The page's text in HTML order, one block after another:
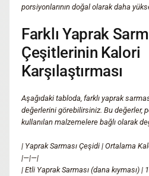
porsiyonlarının doğal olarak daha
Farklı Yaprak
Çeşitlerinin Kalori
Karşılaştırması
Aşağıdaki tabloda, farklı yaprak
değerlerini görebilirsiniz. Bu değerler,
kullanılan malzemelere bağlı olarak
| Yaprak Sarması Çeşidi | Ortalama
|—|—|
| Etli Yaprak Sarması (dana kıyması) |